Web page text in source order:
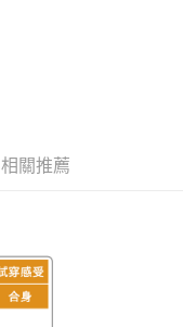
相關推薦